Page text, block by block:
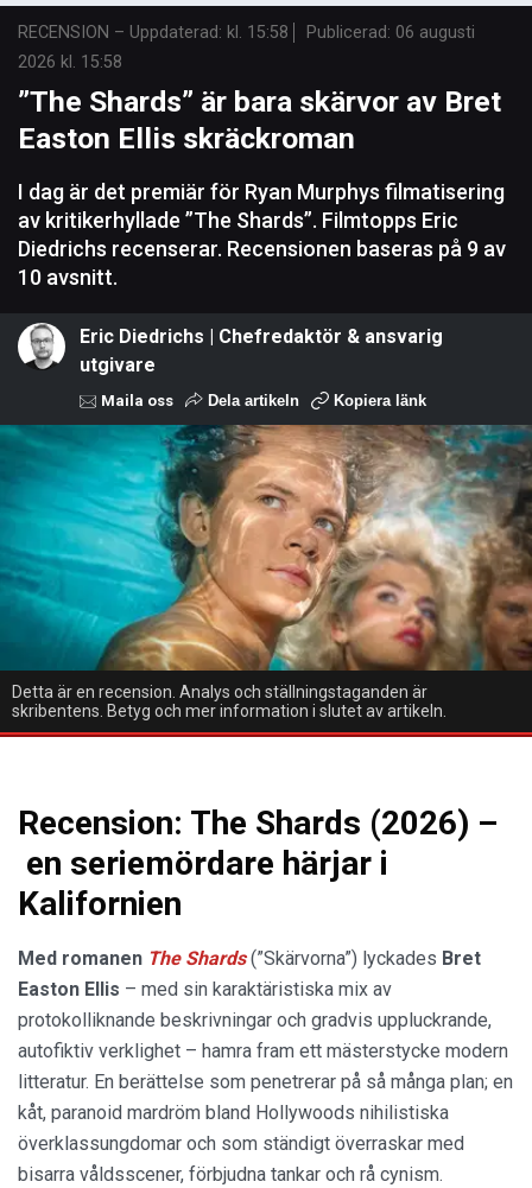
RECENSION – Uppdaterad: kl. 15:58 Publicerad: 06 augusti
2026 kl. 15:58
”The Shards” är bara skärvor av Bret
Easton Ellis skräckroman
I dag är det premiär för Ryan Murphys filmatisering
av kritikerhyllade ”The Shards”. Filmtopps Eric
Diedrichs recenserar. Recensionen baseras på 9 av
10 avsnitt.
Eric Diedrichs | Chefredaktör & ansvarig
utgivare
Maila oss Dela artikeln Kopiera länk
Detta är en recension. Analys och ställningstaganden är
skribentens. Betyg och mer information i slutet av artikeln.
Recension: The Shards (2026) –
en seriemördare härjar i
Kalifornien
Med romanen The Shards(”Skärvorna”) lyckades Bret
Easton Ellis – med sin karaktäristiska mix av
protokolliknande beskrivningar och gradvis uppluckrande,
autofiktiv verklighet – hamra fram ett mästerstycke modern
litteratur. En berättelse som penetrerar på så många plan; en
kåt, paranoid mardröm bland Hollywoods nihilistiska
överklassungdomar och som ständigt överraskar med
bisarra våldsscener, förbjudna tankar och rå cynism.